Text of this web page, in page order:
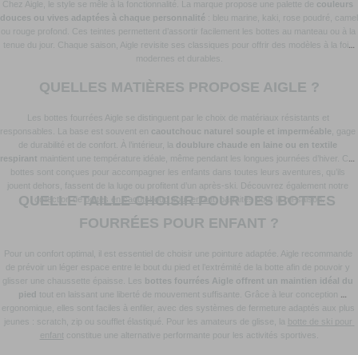
Chez Aigle, le style se mêle à la fonctionnalité. La marque propose une palette de couleurs
douces ou vives adaptées à chaque personnalité : bleu marine, kaki, rose poudré, camel
ou rouge profond. Ces teintes permettent d’assortir facilement les bottes au manteau ou à la
tenue du jour. Chaque saison, Aigle revisite ses classiques pour offrir des modèles à la fois
modernes et durables.
QUELLES MATIÈRES PROPOSE AIGLE ?
Les bottes fourrées Aigle se distinguent par le choix de matériaux résistants et
responsables. La base est souvent en caoutchouc naturel souple et imperméable , gage
de durabilité et de confort. À l’intérieur, la doublure chaude en laine ou en textile
respirant maintient une température idéale, même pendant les longues journées d’hiver. Ces
bottes sont conçues pour accompagner les enfants dans toutes leurs aventures, qu’ils
jouent dehors, fassent de la luge ou profitent d’un après-ski. Découvrez également notre
collection de bottes en caoutchouc pour enfant, parfaites pour la mi-saison.
QUELLE TAILLE CHOISIR POUR DES BOTTES
FOURRÉES POUR ENFANT ?
Pour un confort optimal, il est essentiel de choisir une pointure adaptée. Aigle recommande
de prévoir un léger espace entre le bout du pied et l’extrémité de la botte afin de pouvoir y
glisser une chaussette épaisse. Les bottes fourrées Aigle offrent un maintien idéal du
pied tout en laissant une liberté de mouvement suffisante. Grâce à leur conception
ergonomique, elles sont faciles à enfiler, avec des systèmes de fermeture adaptés aux plus
jeunes : scratch, zip ou soufflet élastiqué. Pour les amateurs de glisse, la botte de ski pour
enfant constitue une alternative performante pour les activités sportives.